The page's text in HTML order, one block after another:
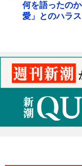
何を語ったの
愛」とのハラ